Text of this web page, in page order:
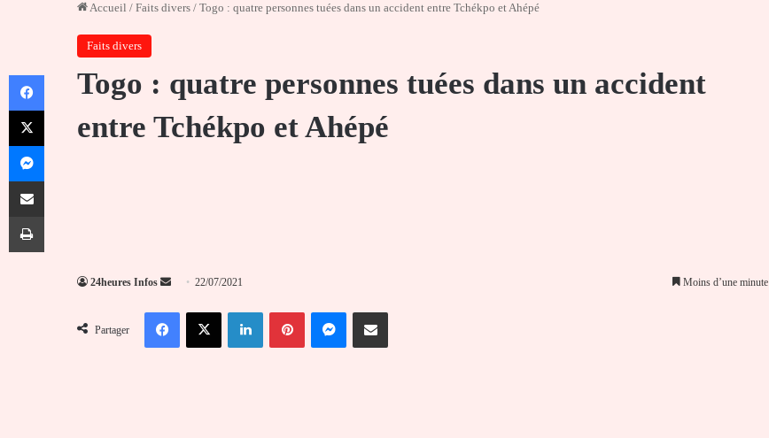
Accueil / Faits divers / Togo : quatre personnes tuées dans un accident entre Tchékpo et Ahépé
Faits divers
Togo : quatre personnes tuées dans un accident
entre Tchékpo et Ahépé
24heures Infos
Envoyer
courriel
22/07/2021 Moins d’une minute
Partager
FacebookX LinkedinPinterestMessengerPartager par email
Facebook
X
Messenger
Partager par email